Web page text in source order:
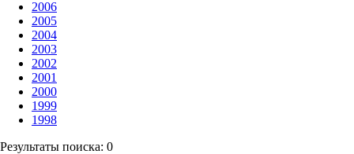
2006
2005
2004
2003
2002
2001
2000
1999
1998
Результаты поиска: 0